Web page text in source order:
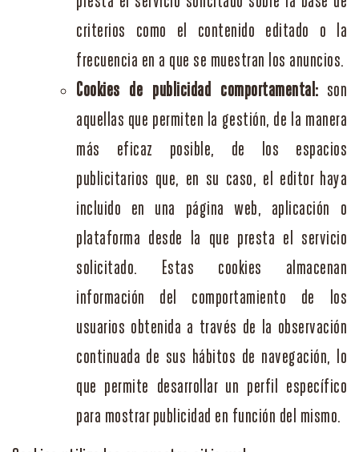
criterios como el contenido editado o la
frecuencia en a que se muestran los anuncios.
Cookies de publicidad comportamental: son
aquellas que permiten la gestión, de la manera
más eficaz posible, de los espacios
publicitarios que, en su caso, el editor haya
incluido en una página web, aplicación o
plataforma desde la que presta el servicio
solicitado. Estas cookies almacenan
información del comportamiento de los
usuarios obtenida a través de la observación
continuada de sus hábitos de navegación, lo
que permite desarrollar un perfil específico
para mostrar publicidad en función del mismo.